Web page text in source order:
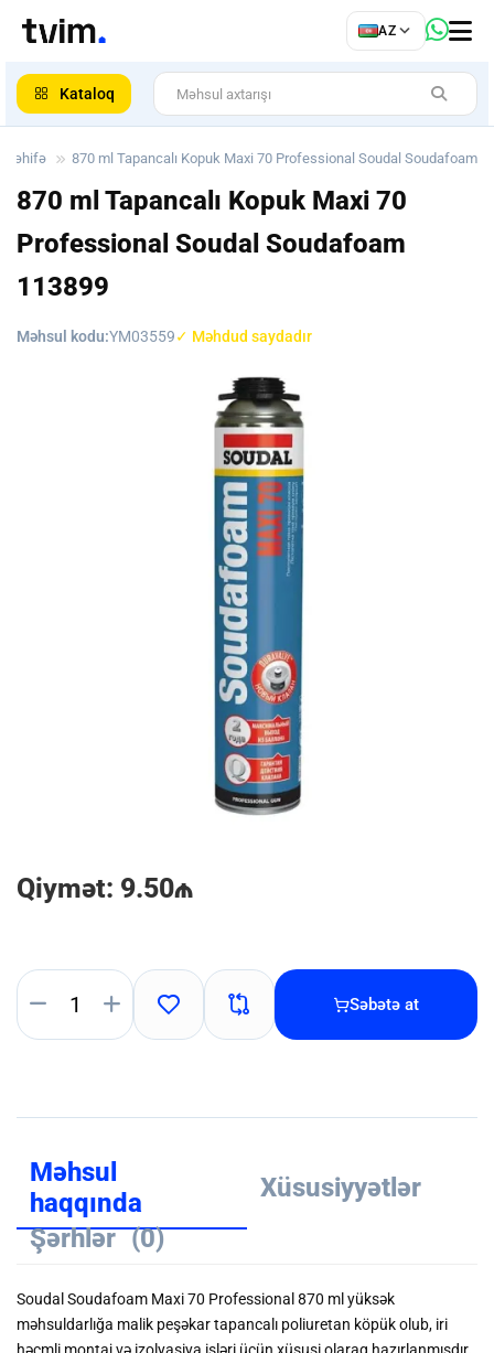
AZ
Kataloq
səhifə 870 ml Tapancalı Kopuk Maxi 70 Professional Soudal Soudafoam
870 ml Tapancalı Kopuk Maxi 70
Professional Soudal Soudafoam
113899
Məhsul kodu:YM03559✓ Məhdud saydadır
Qiymət: 9.50₼
Səbətə at
Məhsul
haqqında
Xüsusiyyətlər
Şərhlər (0)
Soudal Soudafoam Maxi 70 Professional 870 ml yüksək
məhsuldarlığa malik peşəkar tapancalı poliuretan köpük olub, iri